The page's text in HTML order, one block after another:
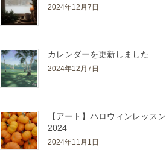
2024年12月7日
カレンダーを更新しました
2024年12月7日
【アート】ハロウィンレッスン
2024
2024年11月1日